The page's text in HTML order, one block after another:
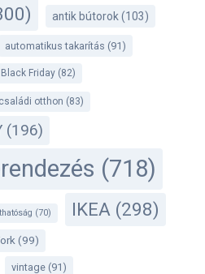
antik bútorok (103)
automatikus takarítás (91)
Black Friday (82)
családi otthon (83)
(196)
(718)
(70) IKEA (298)
(99)
vintage (91)